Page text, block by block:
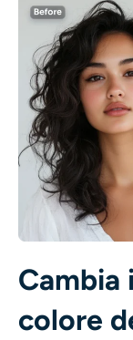
Filtro AI
Generatore di
Generatore di
Creatore di
Strumenti video
Effetti video
Potenziatore
Cambia
colore